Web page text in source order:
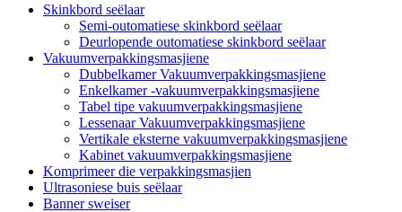
Skinkbord seëlaar
Semi-outomatiese skinkbord seëlaar
Deurlopende outomatiese skinkbord seëlaar
Vakuumverpakkingsmasjiene
Dubbelkamer Vakuumverpakkingsmasjiene
Enkelkamer -vakuumverpakkingsmasjiene
Tabel tipe vakuumverpakkingsmasjiene
Lessenaar Vakuumverpakkingsmasjiene
Vertikale eksterne vakuumverpakkingsmasjiene
Kabinet vakuumverpakkingsmasjiene
Komprimeer die verpakkingsmasjien
Ultrasoniese buis seëlaar
Banner sweiser